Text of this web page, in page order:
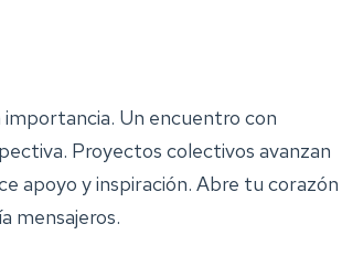
Un encuentro con
Proyectos colectivos avanzan
apoyo y inspiración. Abre tu corazón
mensajeros.